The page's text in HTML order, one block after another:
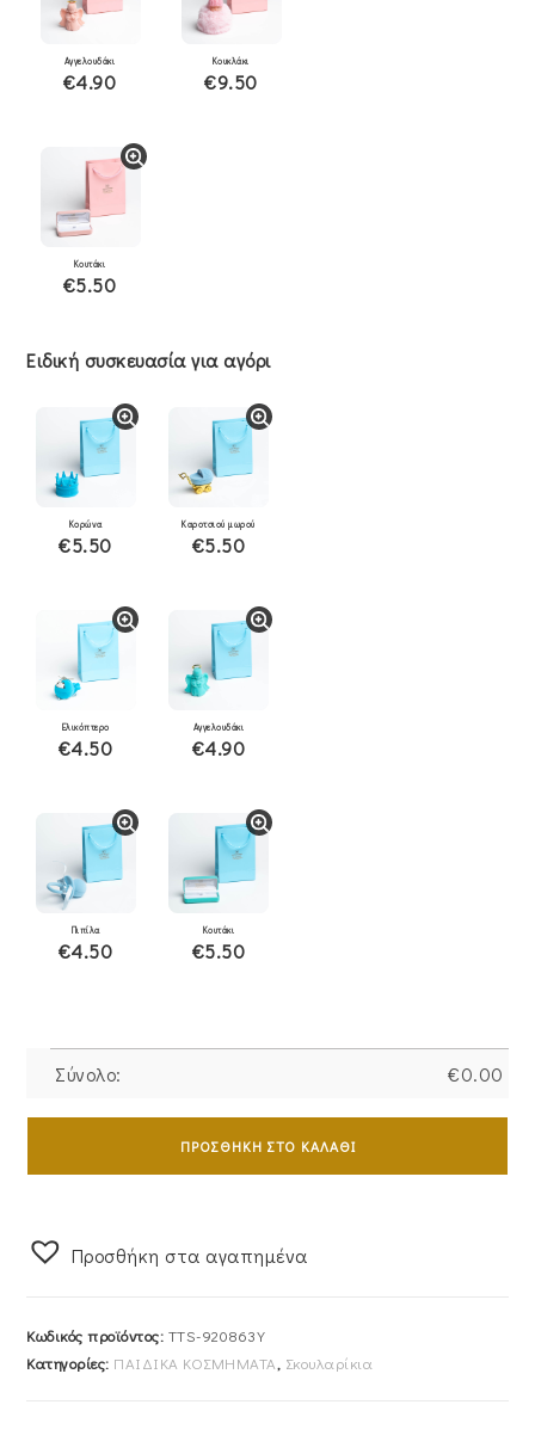
Αγγελουδάκι
€4.90
Κουκλάκι
€9.50
Κουτάκι
€5.50
Ειδική συσκευασία για αγόρι
Κορώνα
€5.50
Καροτσιού μωρού
€5.50
Ελικόπτερο
€4.50
Αγγελουδάκι
€4.90
Πιπίλα
€4.50
Κουτάκι
€5.50
Σύνολο: €0.00
Παιδικά
Χρυσά
Με
920863Y
ΠΡΟΣΘΉΚΗ ΣΤΟ ΚΑΛΆΘΙ
Προσθήκη στα αγαπημένα
Κωδικός προϊόντος: TTS-920863Y
Κατηγορίες: ΠΑΙΔΙΚΑ ΚΟΣΜΗΜΑΤΑ, Σκουλαρίκια